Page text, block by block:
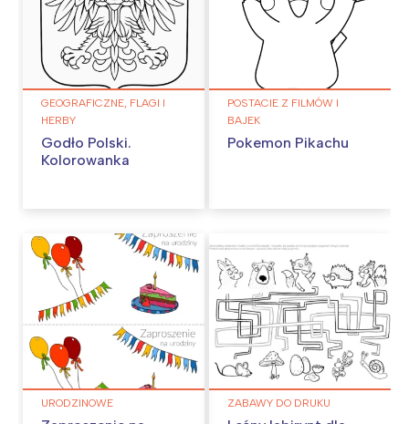
GEOGRAFICZNE, FLAGI I
HERBY
Godło Polski.
Kolorowanka
POSTACIE Z FILMÓW I
BAJEK
Pokemon Pikachu
URODZINOWE ZABAWY DO DRUKU